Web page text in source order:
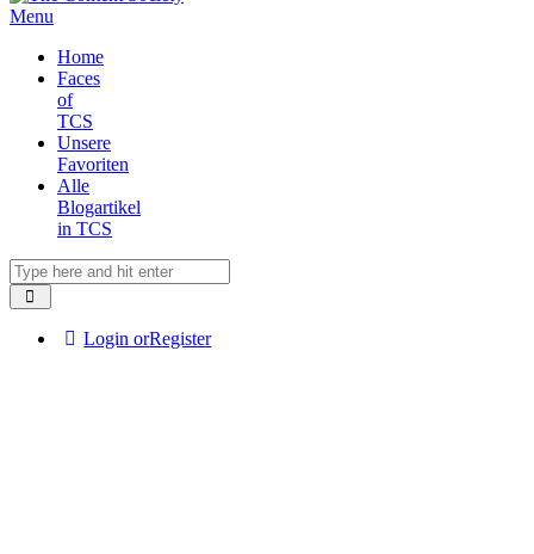
Menu
Home
Faces
of
TCS
Unsere
Favoriten
Alle
Blogartikel
in TCS
Login orRegister